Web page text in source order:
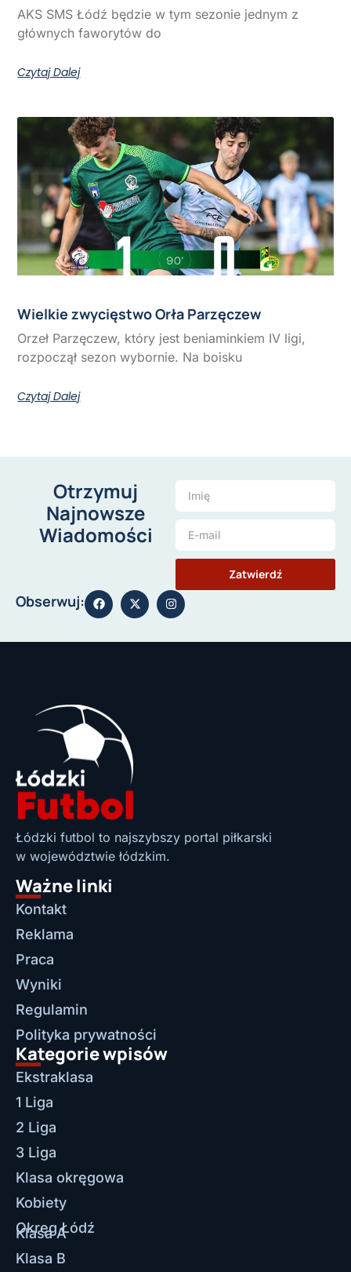
AKS SMS Łódź będzie w tym sezonie jednym z
głównych faworytów do
Czytaj Dalej
Wielkie zwycięstwo Orła Parzęczew
Orzeł Parzęczew, który jest beniaminkiem IV ligi,
rozpoczął sezon wybornie. Na boisku
Czytaj Dalej
Otrzymuj
Najnowsze
Wiadomości
Zatwierdź
Obserwuj:
Łódzki futbol to najszybszy portal piłkarski
w województwie łódzkim.
Ważne linki
Kontakt
Reklama
Praca
Wyniki
Regulamin
Polityka prywatności
Kategorie wpisów
Ekstraklasa
1 Liga
2 Liga
3 Liga
Klasa okręgowa
Kobiety
Okręg Łódź
Klasa A
Klasa B